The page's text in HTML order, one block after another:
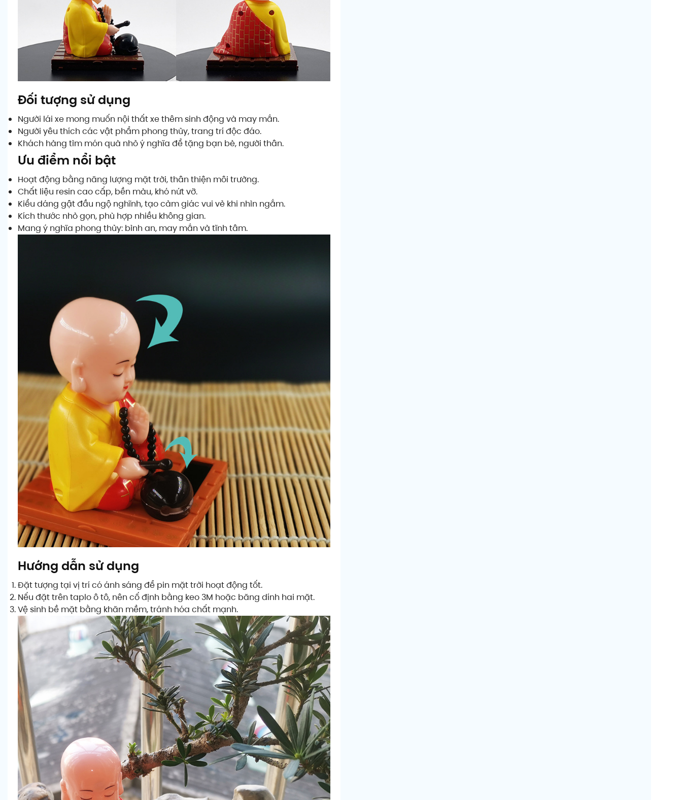
Đối tượng sử dụng
Người lái xe mong muốn nội thất xe thêm sinh động và may mắn.
Người yêu thích các vật phẩm phong thủy, trang trí độc đáo.
Khách hàng tìm món quà nhỏ ý nghĩa để tặng bạn bè, người thân.
Ưu điểm nổi bật
Hoạt động bằng năng lượng mặt trời, thân thiện môi trường.
Chất liệu resin cao cấp, bền màu, khó nứt vỡ.
Kiểu dáng gật đầu ngộ nghĩnh, tạo cảm giác vui vẻ khi nhìn ngắm.
Kích thước nhỏ gọn, phù hợp nhiều không gian.
Mang ý nghĩa phong thủy: bình an, may mắn và tĩnh tâm.
Hướng dẫn sử dụng
Đặt tượng tại vị trí có ánh sáng để pin mặt trời hoạt động tốt.
Nếu đặt trên taplo ô tô, nên cố định bằng keo 3M hoặc băng dính hai mặt.
Vệ sinh bề mặt bằng khăn mềm, tránh hóa chất mạnh.